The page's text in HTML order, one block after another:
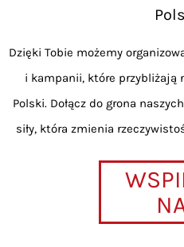
Dzięki Tobie możemy
i kampanii, które przybliżają
Polski. Dołącz do grona
siły, która zmienia